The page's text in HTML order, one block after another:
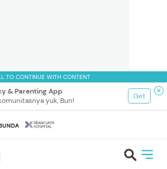
TO CONTINUE WITH CONTENT
& Parenting App
yuk, Bun!
Get